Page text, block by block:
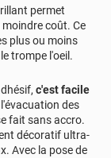
permet
coût. Ce
plus ou moins
trompe l'oeil.
c'est facile
des
fait sans accro.
décoratif ultra-
Avec la pose de